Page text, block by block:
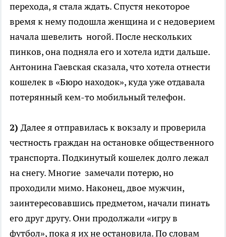
перехода, я стала ждать. Спустя некоторое
время к нему подошла женщина и с недоверием
начала шевелить ногой. После нескольких
пинков, она подняла его и хотела идти дальше.
Антонина Гаевская сказала, что хотела отнести
кошелек в «Бюро находок», куда уже отдавала
потерянный кем-то мобильный телефон.
2) Далее я отправилась к вокзалу и проверила
честность граждан на остановке общественного
транспорта. Подкинутый кошелек долго лежал
на снегу. Многие замечали потерю, но
проходили мимо. Наконец, двое мужчин,
заинтересовавшись предметом, начали пинать
его друг другу. Они продолжали «игру в
футбол», пока я их не остановила. По словам